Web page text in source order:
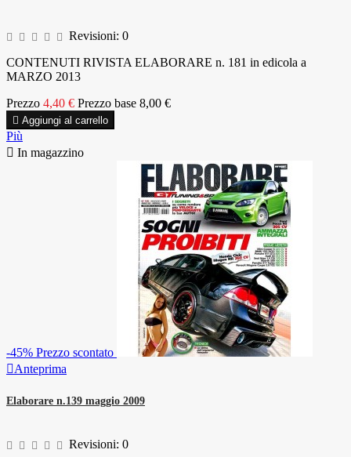
Revisioni: 0
CONTENUTI RIVISTA ELABORARE n. 181 in edicola a
MARZO 2013
Prezzo 4,40 € Prezzo base 8,00 €
 Aggiungi al carrello
Più
 In magazzino
-45% Prezzo scontato
Anteprima
Elaborare n.139 maggio 2009
Revisioni: 0